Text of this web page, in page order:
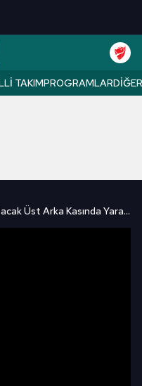
TAKIMPROGRAMLARDIĞER
Trabzonspor, Denis Draguş’un Sol Bacak Üst Arka Kasında Yaralanma Tespit Edildiğini Açıkladı